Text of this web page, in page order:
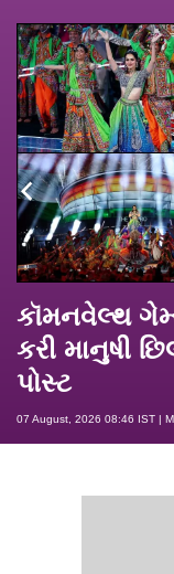
કૉમનવેલ્થ
કરી માનુષી
પોસ્ટ
07 August, 2026 08:46 IST |